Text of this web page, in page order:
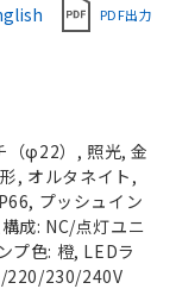
PDF出力
（φ22）, 照光, 金
, オルタネイト,
プッシュイン
成: NC/点灯ユニ
プ色: 橙, LEDラ
220/230/240V